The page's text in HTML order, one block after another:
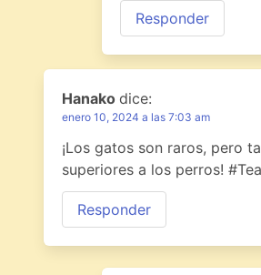
Responder
Hanako dice:
enero 10, 2024 a las 7:03 am
¡Los gatos son raros, pero
superiores a los perros!
Responder